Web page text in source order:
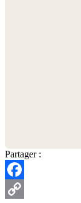
Partager :
Facebook